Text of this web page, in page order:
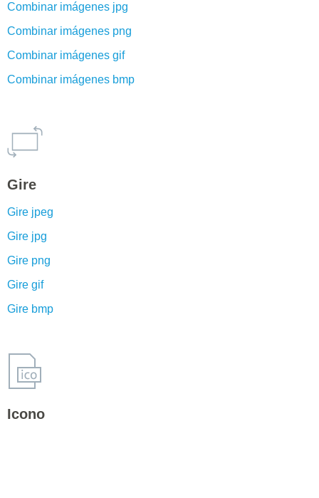
Combinar imágenes jpg
Combinar imágenes png
Combinar imágenes gif
Combinar imágenes bmp
Gire
Gire jpeg
Gire jpg
Gire png
Gire gif
Gire bmp
Icono